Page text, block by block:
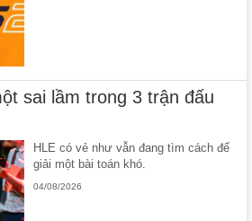
sai lầm trong 3 trận đấu
HLE có vẻ như vẫn đang tìm cách để
giải một bài toán khó.
04/08/2026